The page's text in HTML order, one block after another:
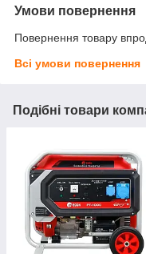
Умови повернення
Повернення товару
Всі умови повернення
Подібні товари